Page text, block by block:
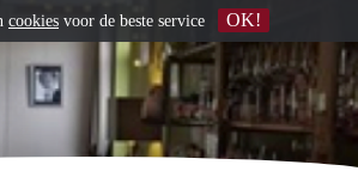
cookies voor de beste service OK!